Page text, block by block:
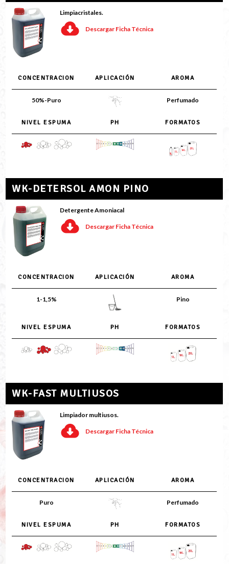
Limpiacristales.
Descargar Ficha Técnica
CONCENTRACION APLICACIÓN AROMA
50%-Puro Perfumado
NIVEL ESPUMA PH FORMATOS
WK-DETERSOL AMON PINO
Detergente Amoniacal
Descargar Ficha Técnica
CONCENTRACION APLICACIÓN AROMA
1-1,5% Pino
NIVEL ESPUMA PH FORMATOS
WK-FAST MULTIUSOS
Limpiador multiusos.
Descargar Ficha Técnica
CONCENTRACION APLICACIÓN AROMA
Puro Perfumado
NIVEL ESPUMA PH FORMATOS